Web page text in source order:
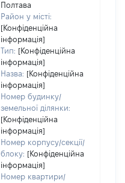
Полтава
Район у місті:
[Конфіденційна
інформація]
Тип: [Конфіденційна
інформація]
Назва: [Конфіденційна
інформація]
Номер будинку/
земельної ділянки:
[Конфіденційна
інформація]
Номер корпусу/секції/
блоку: [Конфіденційна
інформація]
Номер квартири/